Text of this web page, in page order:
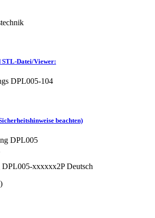
STL-Datei/Viewer:
beachten)
DPL005-xxxxxx2P Deutsch